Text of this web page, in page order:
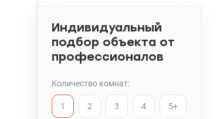
Индивидуальный
подбор объекта от
профессионалов
Количество комнат:
1 2 3 4 5+